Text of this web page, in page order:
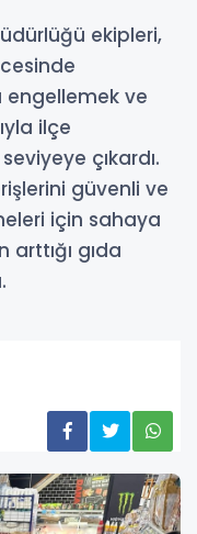
ekipleri,
engellemek ve
ilçe
çıkardı.
güvenli ve
için sahaya
gıda